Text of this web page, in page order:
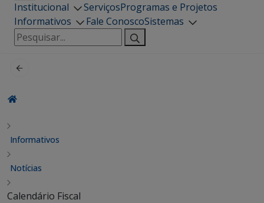
Institucional ServiçosProgramas e Projetos
Informativos
Fale ConoscoSistemas
Pesquisar
por:
Informativos
Notícias
Calendário Fiscal